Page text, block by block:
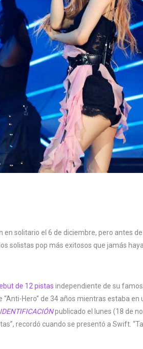
solitario el 6 de diciembre, pero antes
solistas pop más exitosos que jamás
de 12 pistas independiente de su
Hero” de 34 años mientras estaba en
IDENTIFICACIÓNpublicado el lunes (18 de
recordó cuando se presentó a Swift.